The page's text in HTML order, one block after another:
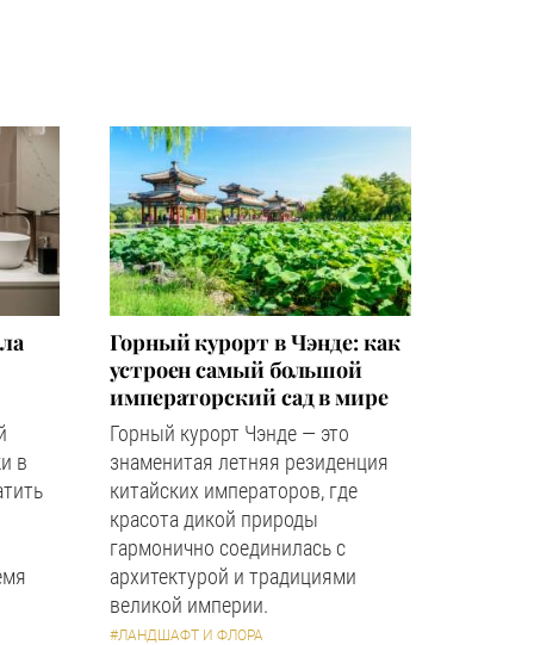
в
Горный курорт в Чэнде: как
устроен самый большой
императорский сад в мире
Горный курорт Чэнде — это
знаменитая летняя резиденция
китайских императоров, где
красота дикой природы
гармонично соединилась с
архитектурой и традициями
великой империи.
#ЛАНДШАФТ И ФЛОРА